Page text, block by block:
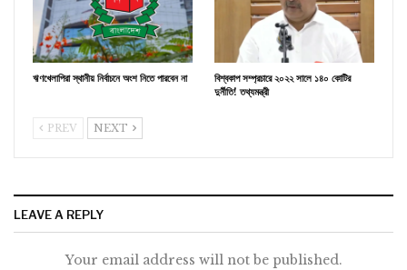
ঋণখেলাপিরা স্থানীয় নির্বাচনে অংশ নিতে পারবেন না
বিশ্বকাপ সম্প্রচারে ২০২২ সালে ১৪০ কোটির
দুর্নীতি! তথ্যমন্ত্রী
PREV NEXT
LEAVE A REPLY
Your email address will not be published.